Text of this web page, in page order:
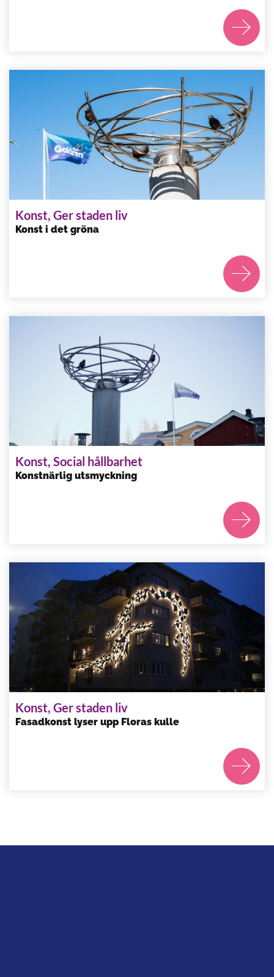
Konst, Ger staden liv
Konst i det gröna
Konst, Social hållbarhet
Konstnärlig utsmyckning
Konst, Ger staden liv
Fasadkonst lyser upp Floras kulle